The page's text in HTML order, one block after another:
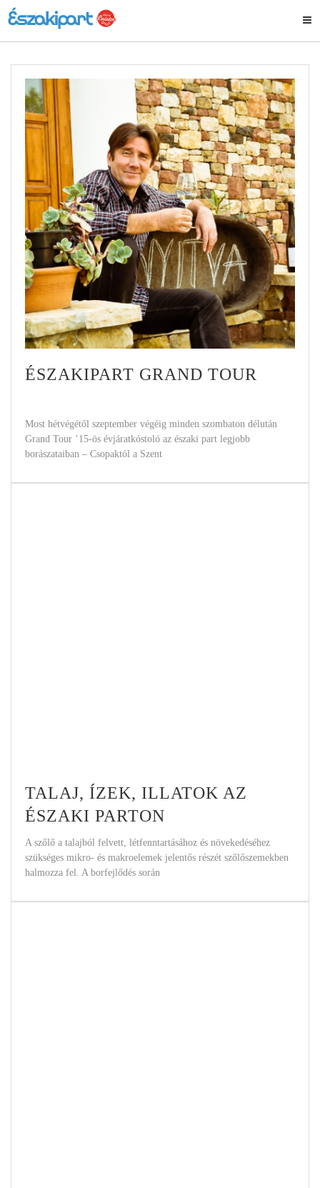
ÉSZAKIPART GRAND TOUR
Most hétvégétől szeptember végéig minden szombaton délután
Grand Tour ’15-ös évjáratkóstoló az északi part legjobb
borászataiban – Csopaktól a Szent
TALAJ, ÍZEK, ILLATOK AZ
ÉSZAKI PARTON
A szőlő a talajból felvett, létfenntartásához és növekedéséhez
szükséges mikro- és makroelemek jelentős részét szőlőszemekben
halmozza fel. A borfejlődés során